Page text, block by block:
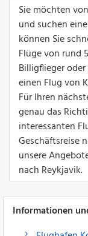
Sie möchten
und suchen
können Sie
Flüge von rund
Billigflieger
einen Flug von
Für Ihren
genau das
interessanten
Geschäftsreise
unsere
nach Reykjavik.
Informationen